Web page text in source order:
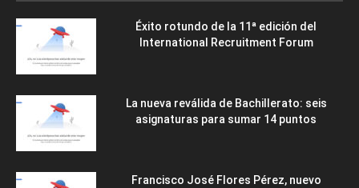
Éxito rotundo de la 11ª edición del
International Recruitment Forum
La nueva reválida de Bachillerato: seis
asignaturas para sumar 14 puntos
Francisco José Flores Pérez, nuevo